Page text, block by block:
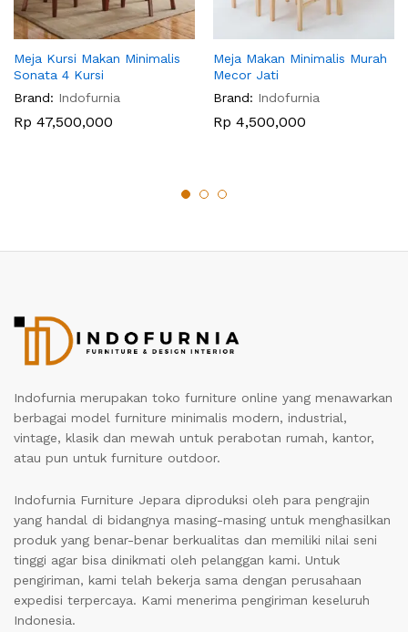
Meja Kursi Makan Minimalis
Sonata 4 Kursi
Brand: Indofurnia
Rp 47,500,000
Meja Makan Minimalis Murah
Mecor Jati
Brand: Indofurnia
Rp 4,500,000
Indofurnia merupakan toko furniture online yang menawarkan
berbagai model furniture minimalis modern, industrial,
vintage, klasik dan mewah untuk perabotan rumah, kantor,
atau pun untuk furniture outdoor.
Indofurnia Furniture Jepara diproduksi oleh para pengrajin
yang handal di bidangnya masing-masing untuk menghasilkan
produk yang benar-benar berkualitas dan memiliki nilai seni
tinggi agar bisa dinikmati oleh pelanggan kami. Untuk
pengiriman, kami telah bekerja sama dengan perusahaan
expedisi terpercaya. Kami menerima pengiriman keseluruh
Indonesia.